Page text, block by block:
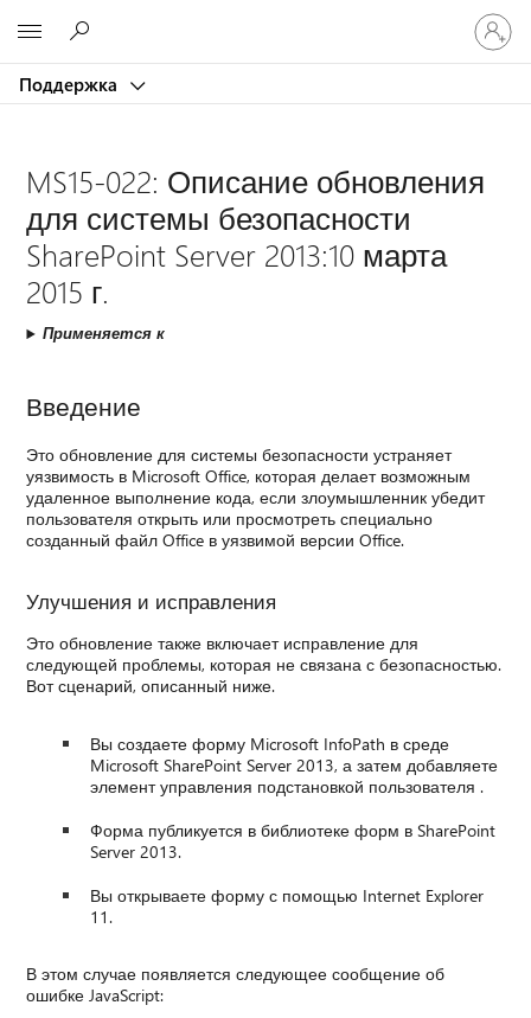
Поддержка
MS15-022: Описание обновления
для системы безопасности
SharePoint Server 2013:10 марта
2015 г.
Применяется к
Введение
Это обновление для системы безопасности устраняет
уязвимость в Microsoft Office, которая делает возможным
удаленное выполнение кода, если злоумышленник убедит
пользователя открыть или просмотреть специально
созданный файл Office в уязвимой версии Office.
Улучшения и исправления
Это обновление также включает исправление для
следующей проблемы, которая не связана с безопасностью.
Вот сценарий, описанный ниже.
Вы создаете форму Microsoft InfoPath в среде
Microsoft SharePoint Server 2013, а затем добавляете
элемент управления подстановкой пользователя .
Форма публикуется в библиотеке форм в SharePoint
Server 2013.
Вы открываете форму с помощью Internet Explorer
11.
В этом случае появляется следующее сообщение об
ошибке JavaScript: